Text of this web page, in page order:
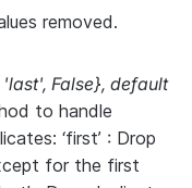
removed.
'last', False}, default
to handle
‘first’ : Drop
for the first